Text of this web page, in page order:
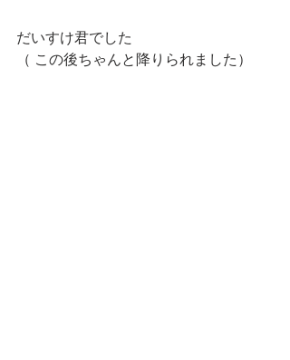
だいすけ君でした
（ この後ちゃんと降りられました）